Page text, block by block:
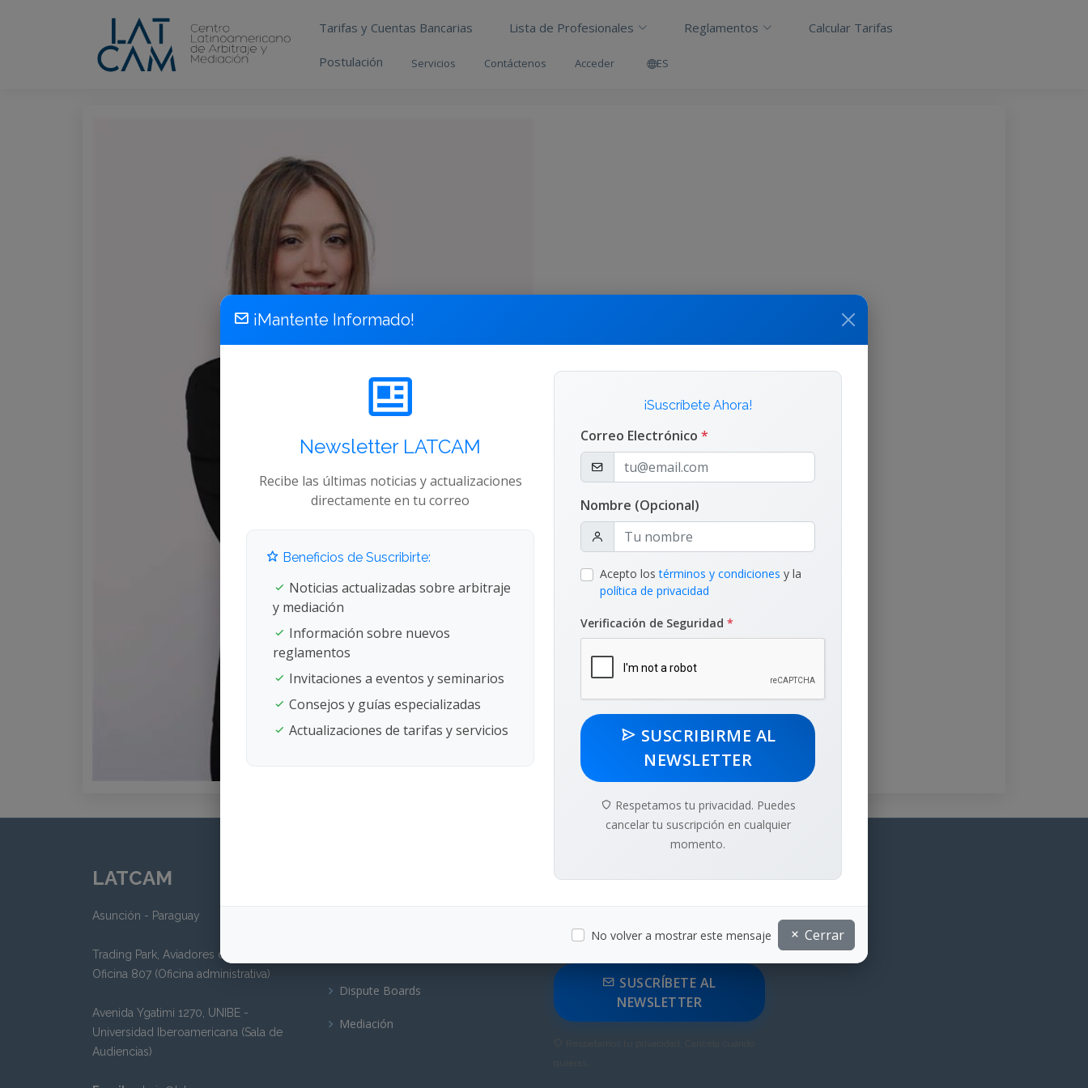
Tarifas y Cuentas Bancarias Lista de Profesionales Reglamentos Calcular Tarifas
Postulación Servicios Contáctenos Acceder ES
Pilar Colomes Iess
International Arbitration
LATCAM
Asunción - Paraguay
Trading Park, Aviadores del Chaco 3207,
Oficina 807 (Oficina administrativa)
Avenida Ygatimi 1270, UNIBE -
Universidad Iberoamericana (Sala de
Audiencias)
Dispute Boards
Mediación
novedades en arbitraje y mediación
SUSCRÍBETE AL
NEWSLETTER
¡Mantente Informado!
Newsletter LATCAM
Recibe las últimas noticias y actualizaciones
directamente en tu correo
Beneficios de Suscribirte:
Noticias actualizadas sobre arbitraje
y mediación
Información sobre nuevos
reglamentos
Invitaciones a eventos y seminarios
Consejos y guías especializadas
Actualizaciones de tarifas y servicios
¡Suscríbete Ahora!
Correo Electrónico *
Nombre (Opcional)
Acepto lostérminos y condiciones y la
política de privacidad
Verificación de Seguridad *
SUSCRIBIRME AL
NEWSLETTER
Respetamos tu privacidad. Puedes
cancelar tu suscripción en cualquier
momento.
No volver a mostrar este mensaje Cerrar